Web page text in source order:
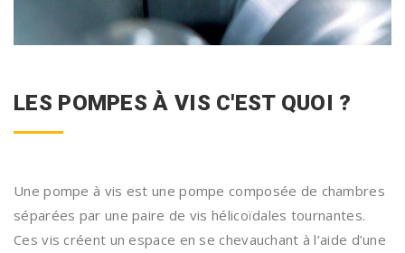
LES POMPES À VIS C'EST QUOI ?
Une pompe à vis est une pompe composée de chambres
séparées par une paire de vis hélicoïdales tournantes.
Ces vis créent un espace en se chevauchant à l’aide d’une